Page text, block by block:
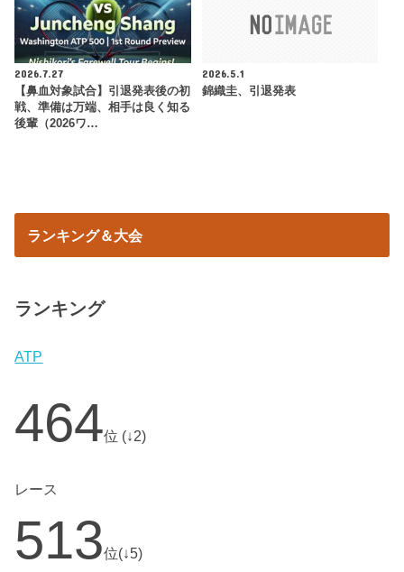
2026.7.27
【鼻血対象試合】引退発表後の初
戦、準備は万端、相手は良く知る
後輩（2026ワ…
2026.5.1
錦織圭、引退発表
ランキング＆大会
ランキング
ATP
464位 (↓2)
レース
513位(↓5)